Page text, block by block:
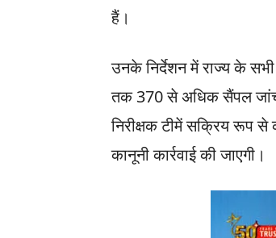
हैं।
उनके निर्देशन में राज्य के
तक 370 से अधिक सैंपल जांच
निरीक्षक टीमें सक्रिय रूप
कानूनी कार्रवाई की जाएगी।